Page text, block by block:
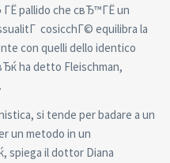
pallido che cвЂ™ГЁ un
cosicchГ© equilibra la
con quelli dello identico
ha detto Fleischman,
si tende per badare a un
un metodo in un
spiega il dottor Diana